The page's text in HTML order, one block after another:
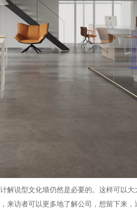
说型文化墙仍然是必要的。这样可以
访者可以更多地了解公司，想留下来